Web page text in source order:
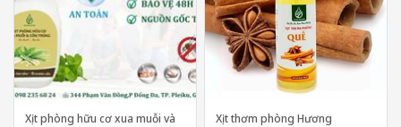
Xịt phòng hữu cơ xua muỗi và
Xịt thơm phòng Hương